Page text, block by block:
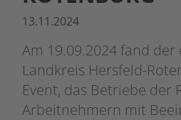
13.11.2024
Am 19.09.2024 fand der
Landkreis Hersfeld-
Event, das Betriebe der
Arbeitnehmern mit